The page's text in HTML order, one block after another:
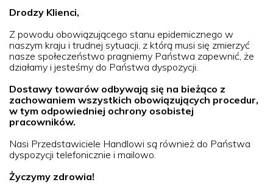
Drodzy Klienci,
Z powodu obowiązującego stanu epidemicznego w
naszym kraju i trudnej sytuacji, z którą musi się zmierzyć
nasze społeczeństwo pragniemy Państwa zapewnić, że
działamy i jesteśmy do Państwa dyspozycji.
Dostawy towarów odbywają się na bieżąco z
zachowaniem wszystkich obowiązujących procedur,
w tym odpowiedniej ochrony osobistej
pracowników.
Nasi Przedstawiciele Handlowi są również do Państwa
dyspozycji telefonicznie i mailowo.
Życzymy zdrowia!